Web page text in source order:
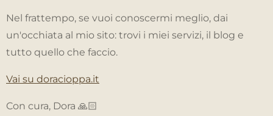
Nel frattempo, se vuoi conoscermi meglio, dai
un'occhiata al mio sito: trovi i miei servizi, il blog e
tutto quello che faccio.
Vai su doracioppa.it
Con cura, Dora 🙏🏻